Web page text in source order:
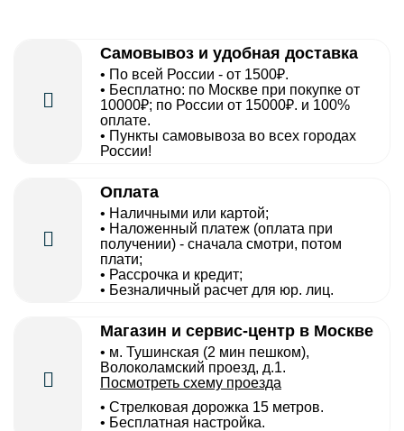
Самовывоз и удобная доставка
• По всей России - от 1500₽.
• Бесплатно: по Москве при покупке от
10000₽; по России от 15000₽. и 100%
оплате.
• Пункты самовывоза во всех городах
России!
Оплата
• Наличными или картой;
• Наложенный платеж (оплата при
получении) - сначала смотри, потом
плати;
• Рассрочка и кредит;
• Безналичный расчет для юр. лиц.
Магазин и сервис-центр в Москве
• м. Тушинская (2 мин пешком),
Волоколамский проезд, д.1.
Посмотреть схему проезда
• Cтрелковая дорожка 15 метров.
• Бесплатная настройка.